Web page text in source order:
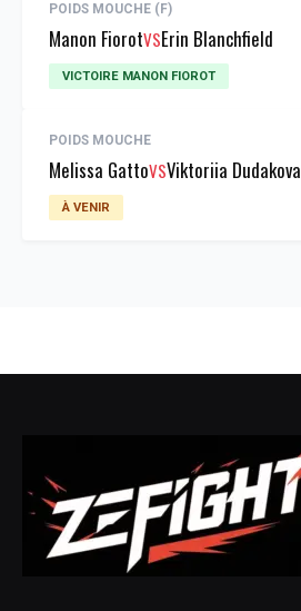
POIDS MOUCHE (F)
Manon FiorotVSErin Blanchfield
VICTOIRE MANON FIOROT
POIDS MOUCHE
Melissa GattoVSViktoriia Dudakova
À VENIR